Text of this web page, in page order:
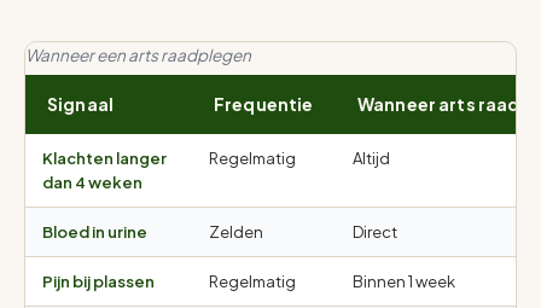
Wanneer een arts raadplegen
Signaal Frequentie Wanneer arts
Klachten langer
dan 4 weken
Regelmatig Altijd
Bloed in urine Zelden Direct
Pijn bij plassen Regelmatig Binnen 1 week